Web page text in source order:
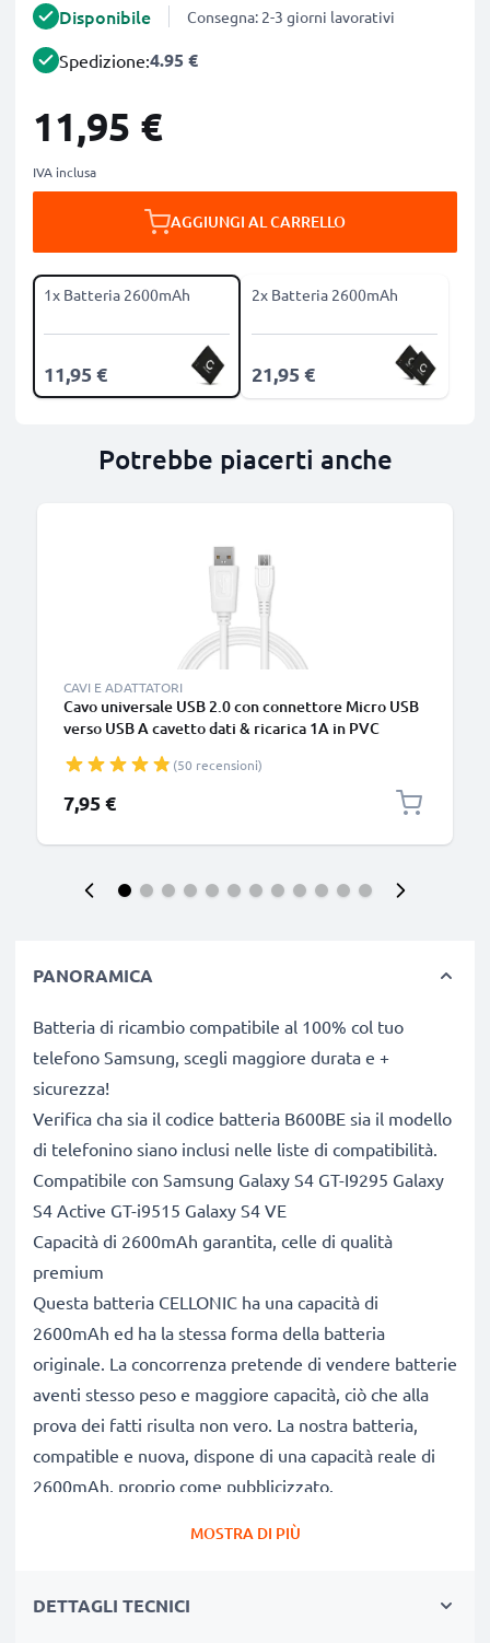
Disponibile Consegna: 2-3 giorni lavorativi
Spedizione:4.95 €
11,95 €
IVA inclusa
AGGIUNGI AL CARRELLO
1x Batteria 2600mAh
11,95 €
2x Batteria 2600mAh
21,95 €
Potrebbe piacerti anche
CAVI E ADATTATORI
Cavo universale USB 2.0 con connettore Micro USB
verso USB A cavetto dati & ricarica 1A in PVC
(50 recensioni)
7,95 €
PANORAMICA
Batteria di ricambio compatibile al 100% col tuo
telefono Samsung, scegli maggiore durata e +
sicurezza!
Verifica cha sia il codice batteria B600BE sia il modello
di telefonino siano inclusi nelle liste di compatibilità.
Compatibile con Samsung Galaxy S4 GT-I9295 Galaxy
S4 Active GT-i9515 Galaxy S4 VE
Capacità di 2600mAh garantita, celle di qualità
premium
Questa batteria CELLONIC ha una capacità di
2600mAh ed ha la stessa forma della batteria
originale. La concorrenza pretende di vendere batterie
aventi stesso peso e maggiore capacità, ciò che alla
prova dei fatti risulta non vero. La nostra batteria,
compatible e nuova, dispone di una capacità reale di
2600mAh, proprio come pubblicizzato.
continuamente altissime performance in termini di
MOSTRA DI PIÙ
DETTAGLI TECNICI